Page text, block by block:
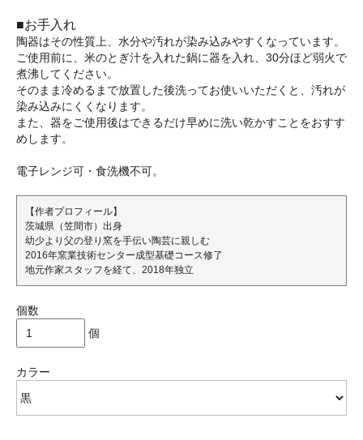
■お手入れ
陶器はその性質上、水分や汚れが染み込みやすくなっています。
ご使用前に、米のとぎ汁を入れた鍋に器を入れ、30分ほど弱火で
煮沸してください。
そのまま冷めるまで放置した後洗ってお使いいただくと、汚れが
染み込みにくくなります。
また、器をご使用後はできるだけ早めに洗い乾かすことをおすす
めします。
電子レンジ可・食洗機不可。
【作者プロフィール】
茨城県（笠間市）出身
幼少より父の登り窯を手伝い陶芸に親しむ
2016年窯業技術センター成型基礎コース修了
地元作家スタッフを経て、2018年独立
個数
個
カラー